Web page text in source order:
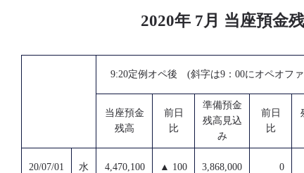
2020年 7月 当座預金
9:20定例オペ後 (斜字は9：00にオペオファ
当座預金
残高
前日
比
準備預金
残高見込
み
前日
比
20/07/01 水 4,470,100 ▲ 100 3,868,000 0